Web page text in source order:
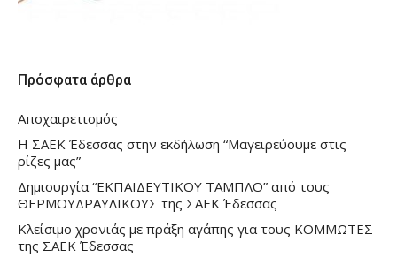
Πρόσφατα άρθρα
Αποχαιρετισμός
Η ΣΑΕΚ Έδεσσας στην εκδήλωση “Μαγειρεύουμε στις
ρίζες μας”
Δημιουργία “ΕΚΠΑΙΔΕΥΤΙΚΟΥ ΤΑΜΠΛΟ” από τους
ΘΕΡΜΟΥΔΡΑΥΛΙΚΟΥΣ της ΣΑΕΚ Έδεσσας
Κλείσιμο χρονιάς με πράξη αγάπης για τους ΚΟΜΜΩΤΕΣ
της ΣΑΕΚ Έδεσσας